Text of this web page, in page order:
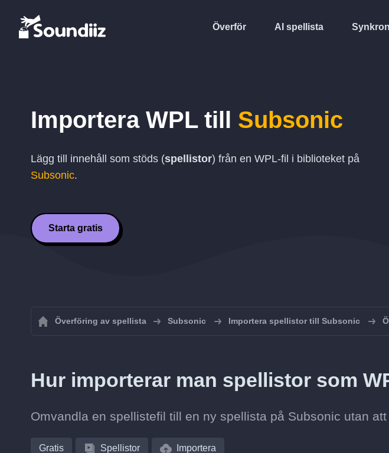
Överför AI spellista
Importera WPLtill Subsonic
Lägg till innehåll som stöds (spellistor) från en WPL-fil i biblioteket på
Subsonic.
Starta gratis
Överföring av spellista Subsonic Importera spellistor till Subsonic
Hur importerar man spellistor som
Omvandla en spellistefil till en ny spellista på Subsonic utan
Gratis Spellistor Importera